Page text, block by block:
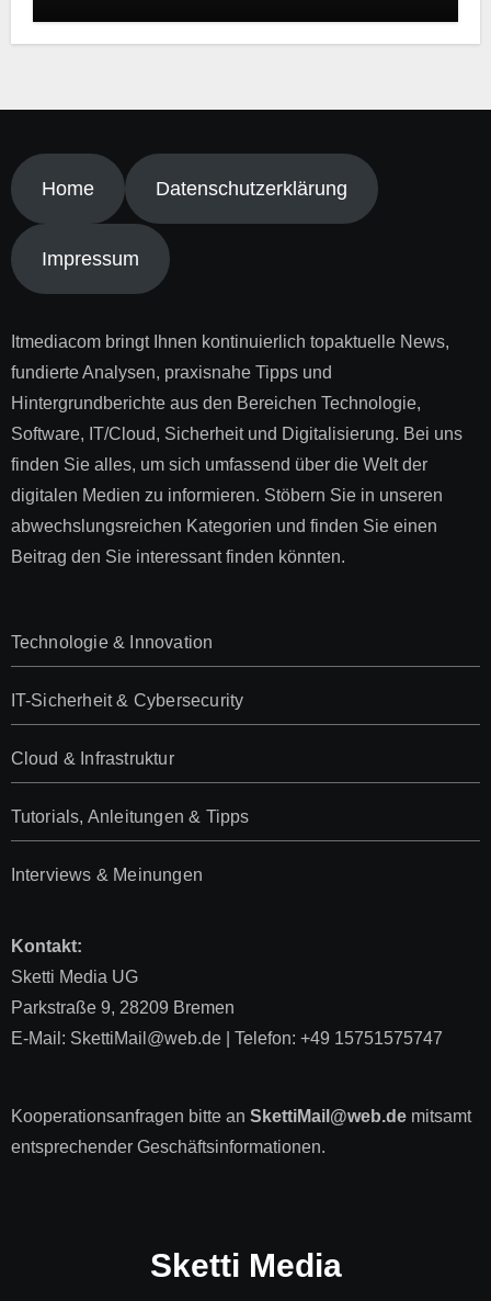
Home Datenschutzerklärung
Impressum
Itmediacom bringt Ihnen kontinuierlich topaktuelle News,
fundierte Analysen, praxisnahe Tipps und
Hintergrundberichte aus den Bereichen Technologie,
Software, IT/Cloud, Sicherheit und Digitalisierung. Bei uns
finden Sie alles, um sich umfassend über die Welt der
digitalen Medien zu informieren. Stöbern Sie in unseren
abwechslungsreichen Kategorien und finden Sie einen
Beitrag den Sie interessant finden könnten.
Technologie & Innovation
IT-Sicherheit & Cybersecurity
Cloud & Infrastruktur
Tutorials, Anleitungen & Tipps
Interviews & Meinungen
Kontakt:
Sketti Media UG
Parkstraße 9, 28209 Bremen
E-Mail: SkettiMail@web.de | Telefon: +49 15751575747
Kooperationsanfragen bitte an SkettiMail@web.demitsamt
entsprechender Geschäftsinformationen.
Sketti Media